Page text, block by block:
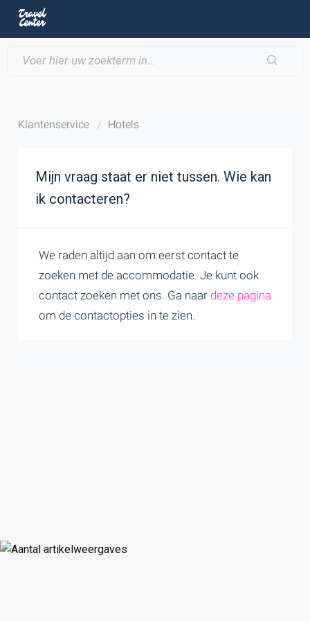
Klantenservice Hotels
Mijn vraag staat er niet tussen. Wie kan
ik contacteren?
We raden altijd aan om eerst contact te
zoeken met de accommodatie. Je kunt ook
contact zoeken met ons. Ga naar deze pagina
om de contactopties in te zien.